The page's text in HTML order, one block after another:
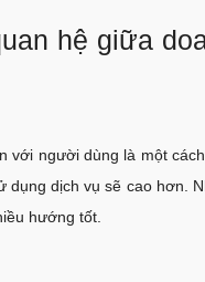
hệ giữa
người dùng là một
dịch vụ sẽ cao hơn.
hướng tốt.